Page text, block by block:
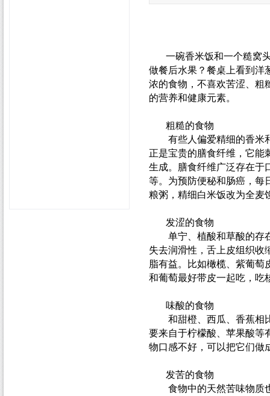
一碗香米饭和一个糙窝
做餐后水果？餐桌上看到洋
浓的食物，不喜欢苦涩、粗
的营养和健康元素。
粗糙的食物
有些人偏爱精细的香米和
正是宝贵的膳食纤维，它能
生成。膳食纤维广泛存在于
等。为预防便秘和肠癌，每
粮粥，精细白米饭改为全麦
发涩的食物
单宁、植酸和草酸的存在
失去润滑性，舌上皮组织收
脂有益。比如橄榄、紫葡
和葡萄最好带皮一起吃，吃
味酸的食物
和甜橙、西瓜、香蕉相比
要来自于柠檬酸、苹果酸等
物口感不好，可以把它们做
发苦的食物
食物中的天然苦味物质也